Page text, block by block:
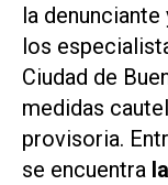
la
los
Ciudad de
medidas
provisoria.
se encuentra